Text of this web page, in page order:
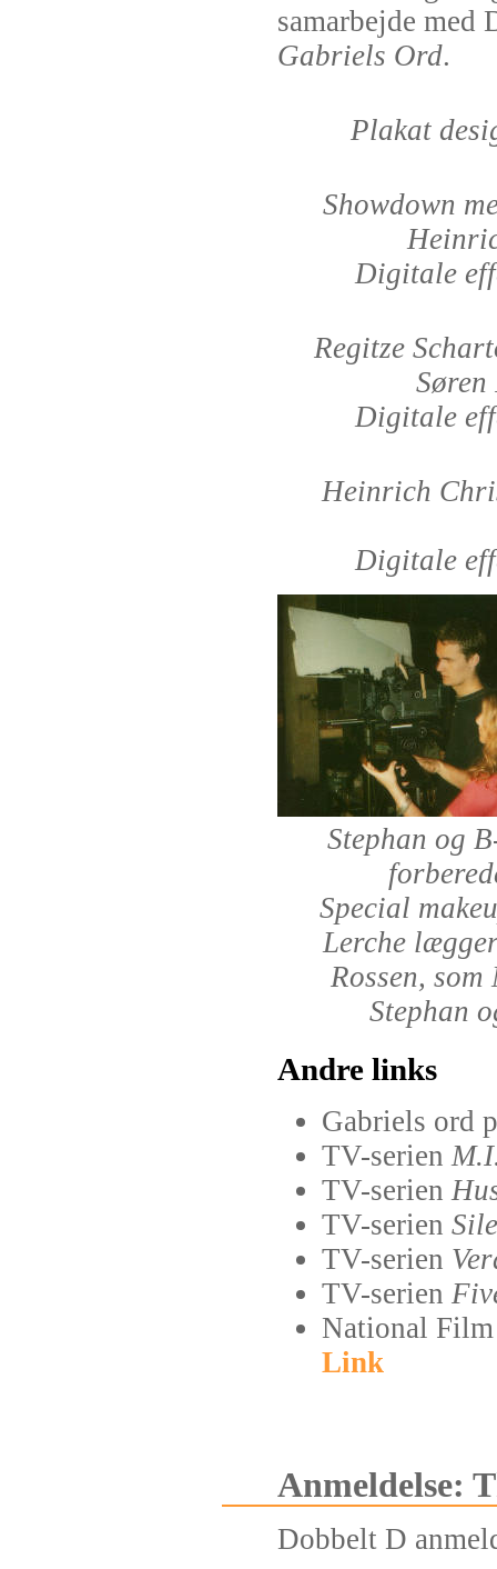
samarbejde
Gabriels Ord.
Plakat
Showdown
Digitale
Regitze
Søren
Digitale
Heinrich
Digitale
Stephan og
Special
Lerche
Rossen,
Stephan
Andre links
Gabriels ord
TV-serien
TV-serien
TV-serien
TV-serien
TV-serien
National
Link
Anmeldelse:
Dobbelt D